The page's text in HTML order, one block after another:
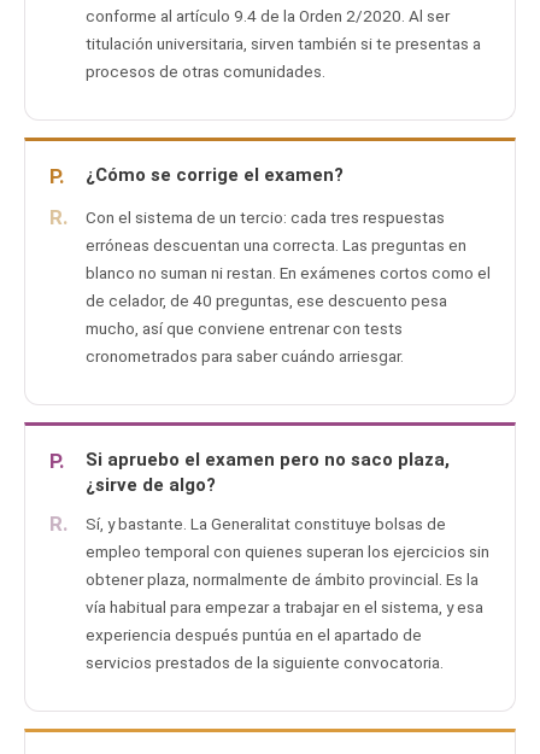
conforme al artículo 9.4 de la Orden 2/2020. Al ser
titulación universitaria, sirven también si te presentas a
procesos de otras comunidades.
P. ¿Cómo se corrige el examen?
R.
Con el sistema de un tercio: cada tres respuestas
erróneas descuentan una correcta. Las preguntas en
blanco no suman ni restan. En exámenes cortos como el
de celador, de 40 preguntas, ese descuento pesa
mucho, así que conviene entrenar con tests
cronometrados para saber cuándo arriesgar.
P.
Si apruebo el examen pero no saco plaza,
¿sirve de algo?
R.
Sí, y bastante. La Generalitat constituye bolsas de
empleo temporal con quienes superan los ejercicios sin
obtener plaza, normalmente de ámbito provincial. Es la
vía habitual para empezar a trabajar en el sistema, y esa
experiencia después puntúa en el apartado de
servicios prestados de la siguiente convocatoria.